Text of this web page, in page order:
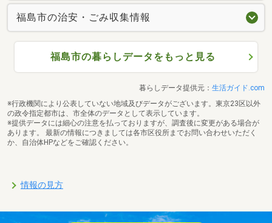
福島市の治安・ごみ収集情報
福島市の暮らしデータをもっと見る
暮らしデータ提供元： 生活ガイド.com
※行政機関により公表していない地域及びデータがございます。東京23区以外
の政令指定都市は、市全体のデータとして表示しています。
※提供データには細心の注意を払っておりますが、調査後に変更がある場合が
あります。 最新の情報につきましては各市区役所までお問い合わせいただく
か、自治体HPなどをご確認ください。
情報の見方